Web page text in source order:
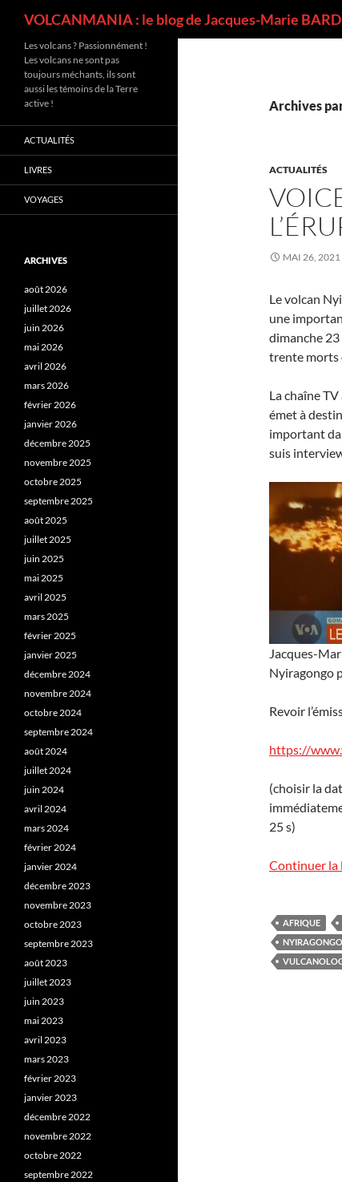
VOLCANMANIA : le blog de Jacques-Marie
Archives
ACTUALITÉS
MAI 26, 2021
Le volcan
une
dimanche
trente morts
La chaîne
émet à
important
suis
Jacques-
Nyiragongo
Revoir
https://
(choisir la
25 s)
Continuer la
AFRIQUE
NYIRAGONGO
Les volcans ? Passionnément !
Les volcans ne sont pas
toujours méchants, ils sont
aussi les témoins de la Terre
active !
ACTUALITÉS
LIVRES
VOYAGES
ARCHIVES
août 2026
juillet 2026
juin 2026
mai 2026
avril 2026
mars 2026
février 2026
janvier 2026
décembre 2025
novembre 2025
octobre 2025
septembre 2025
août 2025
juillet 2025
juin 2025
mai 2025
avril 2025
mars 2025
février 2025
janvier 2025
décembre 2024
novembre 2024
octobre 2024
septembre 2024
août 2024
juillet 2024
juin 2024
avril 2024
mars 2024
février 2024
janvier 2024
décembre 2023
novembre 2023
octobre 2023
septembre 2023
août 2023
juillet 2023
juin 2023
mai 2023
avril 2023
mars 2023
février 2023
janvier 2023
décembre 2022
novembre 2022
octobre 2022
septembre 2022